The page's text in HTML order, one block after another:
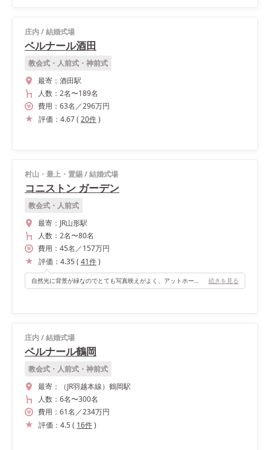
庄内/結婚式場
ベルナール酒田
教会式・人前式・神前式
最寄： 酒田駅
人数： 2名〜189名
費用： 63名 ／296万円
評価： 4.67( 20件)
村山・最上・置賜/結婚式場
コニストン ガーデン
教会式・人前式
最寄： JR山形駅
人数： 2名〜80名
費用： 45名 ／157万円
評価： 4.35( 41件)
自然光に背景が緑なのでとても写真映えがよく、アットホームな挙式ができます。 続きを見る
庄内/結婚式場
ベルナール鶴岡
教会式・人前式・神前式
最寄：
（JR羽越本線）鶴岡駅
人数： 6名〜300名
費用： 61名 ／234万円
評価： 4.5( 16件)